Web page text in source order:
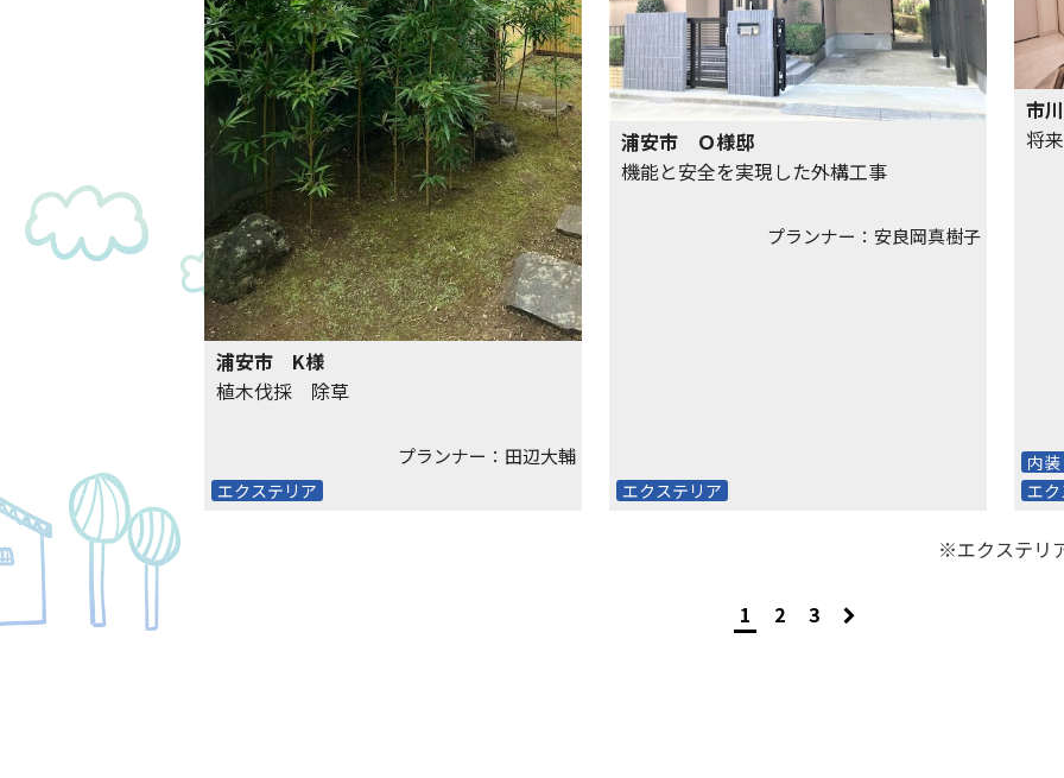
浦安市 K様
植木伐採 除草
プランナー：田辺大輔
エクステリア
浦安市 Ｏ様邸
機能と安全を実現した外構工事
プランナー：安良岡真樹子
エクステリア
市
将
内装
エ
※エクステリ
1 2 3